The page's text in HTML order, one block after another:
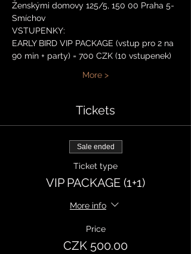
Ženskými domovy 125/5, 150 00 Praha 5-
Smíchov
VSTUPENKY:
EARLY BIRD VIP PACKAGE (vstup pro 2 na
90 min + party) = 700 CZK (10 vstupenek)
More >
Tickets
Sale ended
Ticket type
VIP PACKAGE (1+1)
More info
Price
CZK 500.00